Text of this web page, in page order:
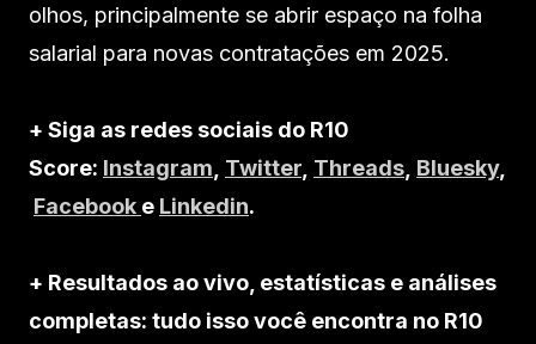
olhos, principalmente se abrir espaço na folha
salarial para novas contratações em 2025.
+ Siga as redes sociais do R10
Score: Instagram Twitter Threads Bluesky,
Facebook e Linkedin.
+ Resultados ao vivo, estatísticas e análises
completas: tudo isso você encontra no R10